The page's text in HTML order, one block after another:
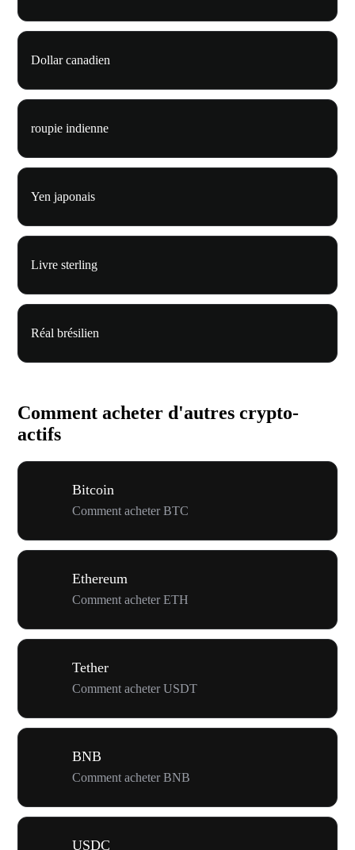
Dollar canadien
roupie indienne
Yen japonais
Livre sterling
Réal brésilien
Comment acheter d'autres crypto-
actifs
Bitcoin
Comment acheter BTC
Ethereum
Comment acheter ETH
Tether
Comment acheter USDT
BNB
Comment acheter BNB
USDC